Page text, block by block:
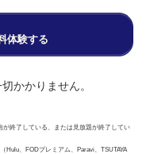
体験する
かかりません。
が終了している、または見放題が終了してい
Hulu、FODプレミアム、Paravi、TSUTAYA